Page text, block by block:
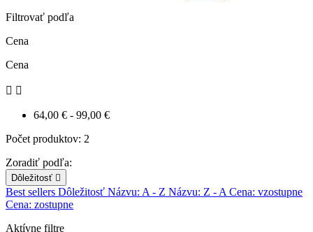
Filtrovať podľa
Cena
Cena
 
64,00 € - 99,00 €
Počet produktov: 2
Zoradiť podľa:
Dôležitosť 
Best sellers Dôležitosť Názvu: A - Z Názvu: Z - A Cena: vzostupne
Cena: zostupne
Aktívne filtre